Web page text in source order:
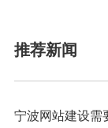
推荐新闻
宁波网站建设需